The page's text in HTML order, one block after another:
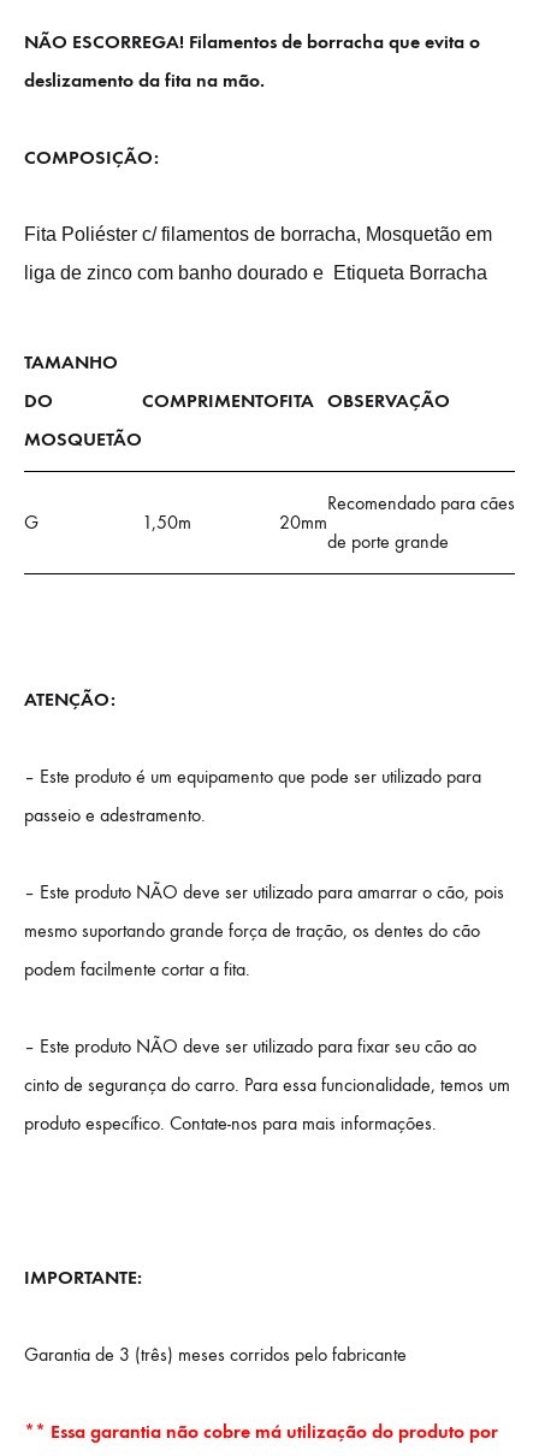
NÃO ESCORREGA! Filamentos de borracha que evita o
deslizamento da fita na mão.
COMPOSIÇÃO:
Fita Poliéster c/ filamentos de borracha, Mosquetão em
liga de zinco com banho dourado e Etiqueta Borracha
TAMANHO
DO
MOSQUETÃO
COMPRIMENTOFITA OBSERVAÇÃO
G 1,50m 20mm
Recomendado para cães
de porte grande
ATENÇÃO:
– Este produto é um equipamento que pode ser utilizado para
passeio e adestramento.
– Este produto NÃO deve ser utilizado para amarrar o cão, pois
mesmo suportando grande força de tração, os dentes do cão
podem facilmente cortar a fita.
– Este produto NÃO deve ser utilizado para fixar seu cão ao
cinto de segurança do carro. Para essa funcionalidade, temos um
produto específico. Contate-nos para mais informações.
IMPORTANTE:
Garantia de 3 (três) meses corridos pelo fabricante
** Essa garantia não cobre má utilização do produto por